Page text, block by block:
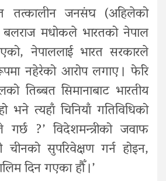
तत्कालीन जनसंघ (अहिलेको
मधोकले भारतको नेपाल
नेपाललाई भारत सरकारले
नहेरेको आरोप लगाए । फेरि
तिब्बत सिमानाबाट भारतीय
भने त्यहाँ चिनियाँ गतिविधिको
?’ विदेशमन्त्रीको जवाफ
चीनको सुपरिवेक्षण गर्न होइन,
दिन गएका हौँ ।’